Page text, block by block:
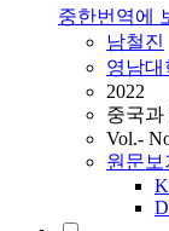
중한번역에
남철진
영남대
2022
중국과
Vol.-
원문보